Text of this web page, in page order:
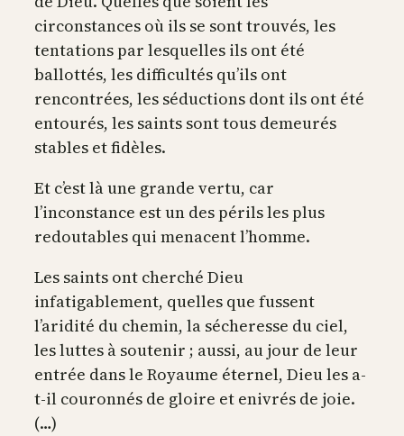
circonstances où ils se sont trouvés, les
tentations par lesquelles ils ont été
ballottés, les difficultés qu’ils ont
rencontrées, les séductions dont ils ont été
entourés, les saints sont tous demeurés
stables et fidèles.
Et c’est là une grande vertu, car
l’inconstance est un des périls les plus
redoutables qui menacent l’homme.
Les saints ont cherché Dieu
infatigablement, quelles que fussent
l’aridité du chemin, la sécheresse du ciel,
les luttes à soutenir ; aussi, au jour de leur
entrée dans le Royaume éternel, Dieu les a-
t-il couronnés de gloire et enivrés de joie.
(…)